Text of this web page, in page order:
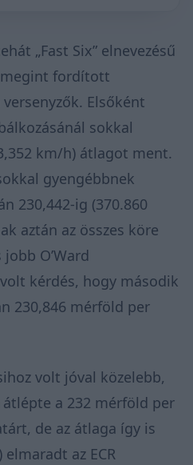
„Fast Six” elnevezésű
megint fordított
Elsőként
sokkal
km/h) átlagot ment.
gyengébbnek
230,442-ig (370.860
aztán az összes köre
O’Ward
kérdés, hogy második
230,846 mérföld per
volt jóval közelebb,
a 232 mérföld per
de az átlaga így is
az ECR